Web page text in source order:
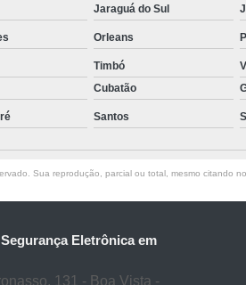
Jaraguá do Sul
Orleans
Timbó
Cubatão
Santos
Sua reprodução, parcial ou total, mesmo citando
Eletrônica em
131 - Boa Vista -